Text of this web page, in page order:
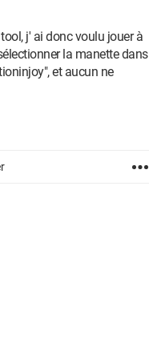
j' ai donc voulu jouer à
la manette dans
et aucun ne